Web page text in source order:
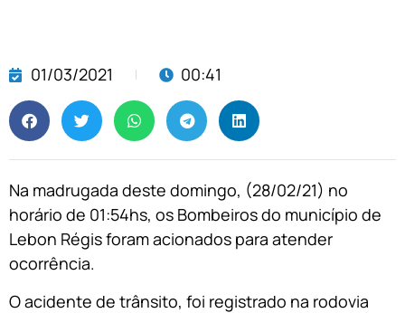
01/03/2021 00:41
Na madrugada deste domingo, (28/02/21) no
horário de 01:54hs, os Bombeiros do município de
Lebon Régis foram acionados para atender
ocorrência.
O acidente de trânsito, foi registrado na rodovia